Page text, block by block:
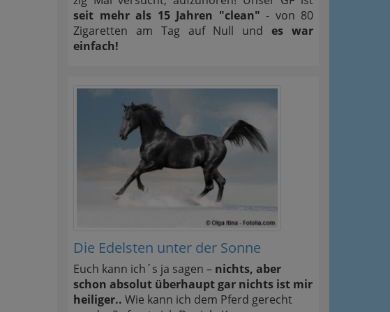
seit mehr als 15 Jahren "clean" - von 80
Zigaretten am Tag auf Null undes war
einfach!
Die Edelsten unter der Sonne
Euch kann ich´s ja sagen – nichts, aber
schon absolut überhaupt gar nichts ist mir
heiliger.. Wie kann ich dem Pferd gerecht